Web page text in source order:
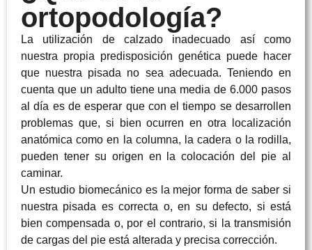
ortopodología?
La utilización de calzado inadecuado así como
nuestra propia predisposición genética puede hacer
que nuestra pisada no sea adecuada. Teniendo en
cuenta que un adulto tiene una media de 6.000 pasos
al día es de esperar que con el tiempo se desarrollen
problemas que, si bien ocurren en otra localización
anatómica como en la columna, la cadera o la rodilla,
pueden tener su origen en la colocación del pie al
caminar.
Un estudio biomecánico es la mejor forma de saber si
nuestra pisada es correcta o, en su defecto, si está
bien compensada o, por el contrario, si la transmisión
de cargas del pie está alterada y precisa corrección.